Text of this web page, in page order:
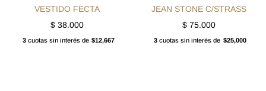
VESTIDO FECTA
$ 38.000
3cuotas sin interés de $12,667
JEAN STONE C/STRASS
$75.000
3 cuotas sin interés de $25,000